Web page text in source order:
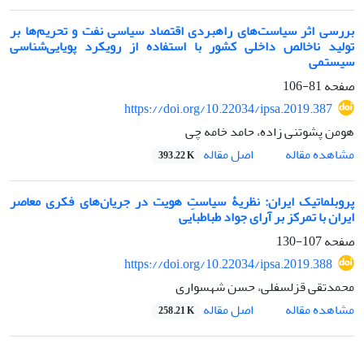
بررسی اثر سیاست‌های راهبردی اقتصاد سیاسی نفت و تحریم‌ها بر
تولید ناخالص داخلی کشور با استفاده از رویکرد پویایی‌شناسی
سیستمی
صفحه81-106
https://doi.org/10.22034/ipsa.2019.387
هومن پشوتنی زاده، حامد خامه چی
مشاهده مقاله
اصل مقاله 393.22 K
پروبلماتیک ایران: نظریۀ سیاستِ هویت در جریان‌های فکری معاصر
ایران با تمرکز بر آرای جواد طباطبایی
صفحه107-130
https://doi.org/10.22034/ipsa.2019.388
محمدتقی قزلسفلی، حسن شهسواری
مشاهده مقاله
اصل مقاله 258.21 K